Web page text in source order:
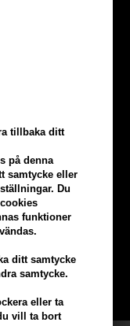
tillbaka ditt
på denna
samtycke eller
Du
funktioner
ditt samtycke
samtycke.
eller ta
vill ta bort
din
när du handlar